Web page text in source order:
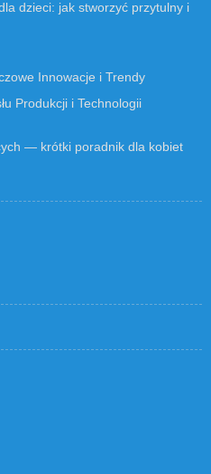
dzieci: jak stworzyć przytulny i
Innowacje i Trendy
Produkcji i Technologii
— krótki poradnik dla kobiet